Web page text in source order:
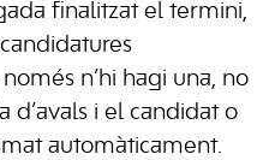
finalitzat el termini,
n’hi hagi una, no
d’avals i el candidat o
automàticament.